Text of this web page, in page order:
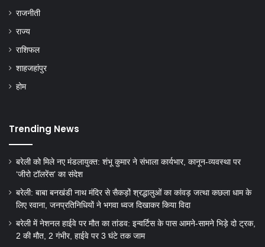
राजनीती
राज्य
राशिफल
शाहजहांपुर
होम
Trending News
बरेली को मिले नए मंडलायुक्त: शंभू कुमार ने संभाला कार्यभार, कानून-व्यवस्था पर
‘जीरो टॉलरेंस’ का संदेश
बरेली: बाबा बनखंडी नाथ मंदिर से सैकड़ों श्रद्धालुओं का कांवड़ जत्था कछला धाम के
लिए रवाना, जनप्रतिनिधियों ने भगवा ध्वज दिखाकर किया विदा
बरेली में नेशनल हाईवे पर मौत का तांडव: इन्वर्टिस के पास आमने-सामने भिड़े दो ट्रक,
2 की मौत, 2 गंभीर, हाईवे पर 3 घंटे तक जाम